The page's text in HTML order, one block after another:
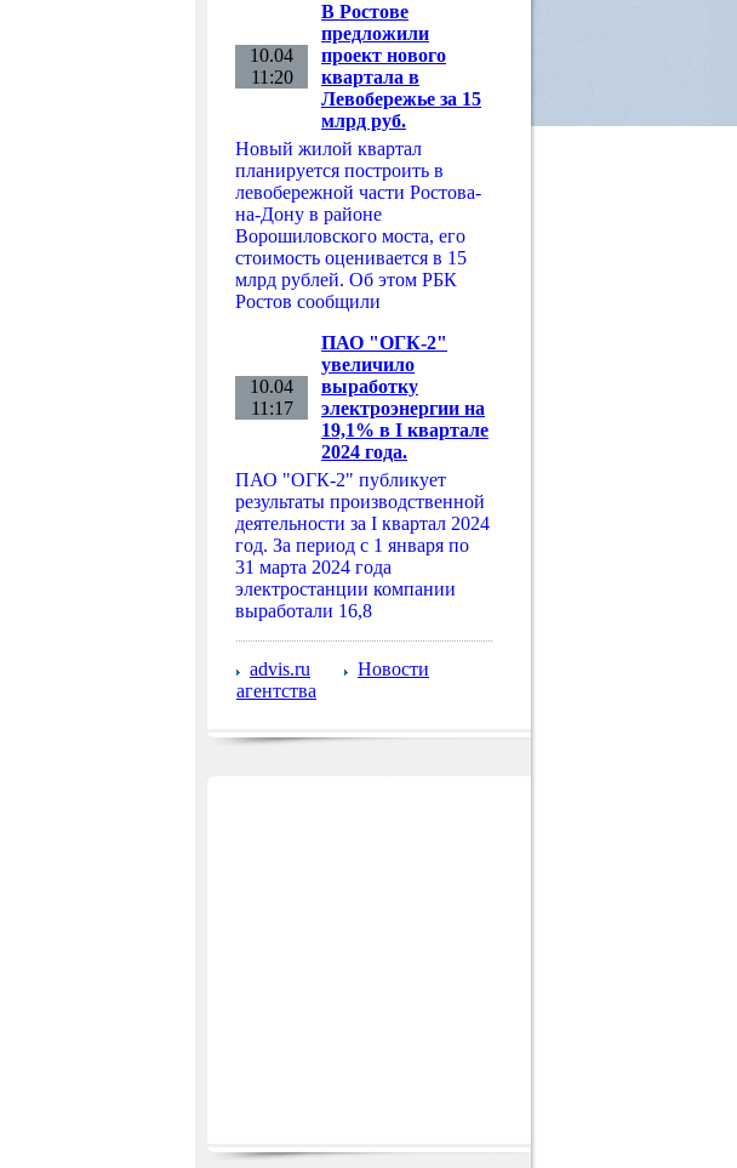
10.04
11:20
В Ростове
предложили
проект нового
квартала в
Левобережье за 15
млрд руб.
Новый жилой квартал
планируется построить в
левобережной части Ростова-
на-Дону в районе
Ворошиловского моста, его
стоимость оценивается в 15
млрд рублей. Об этом РБК
Ростов сообщили
10.04
11:17
ПАО "ОГК-2"
увеличило
выработку
электроэнергии на
19,1% в I квартале
2024 года.
ПАО "ОГК-2" публикует
результаты производственной
деятельности за I квартал 2024
год. За период с 1 января по
31 марта 2024 года
электростанции компании
выработали 16,8
advis.ru
Новости
агентства